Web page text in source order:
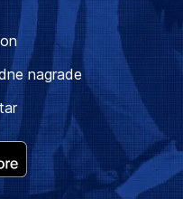
nagrade